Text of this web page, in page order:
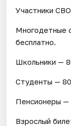
Участники
Многодетные
бесплатно.
Школьники —
Студенты —
Пенсионеры —
Взрослый